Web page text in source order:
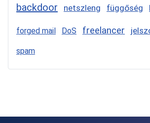
backdoor netszleng függőség
forged mail DoS freelancer
spam